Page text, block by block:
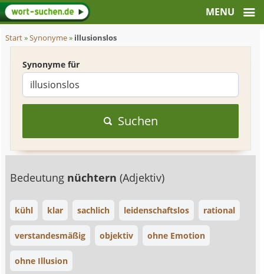
Start»Synonyme» illusionslos
Synonyme für
Suchen
Bedeutung nüchtern(Adjektiv)
kühl klar sachlich leidenschaftslos rational
verstandesmäßig objektiv ohne Emotion
ohne Illusion